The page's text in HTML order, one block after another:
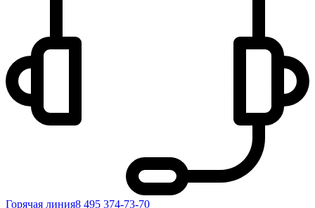
Горячая линия8 495 374-73-70